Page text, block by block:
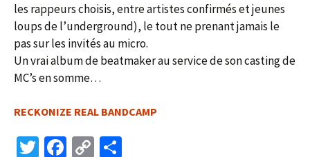
les rappeurs choisis, entre artistes confirmés et jeunes
loups de l’underground), le tout ne prenant jamais le
pas sur les invités au micro.
Un vrai album de beatmaker au service de son casting de
MC’s en somme…
RECKONIZE REAL BANDCAMP
T
Fa C